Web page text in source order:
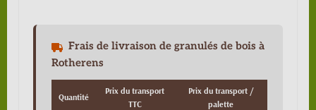
Frais de livraison de granulés de bois à
Rotherens
Quantité
Prix du transport
TTC
Prix du transport /
palette